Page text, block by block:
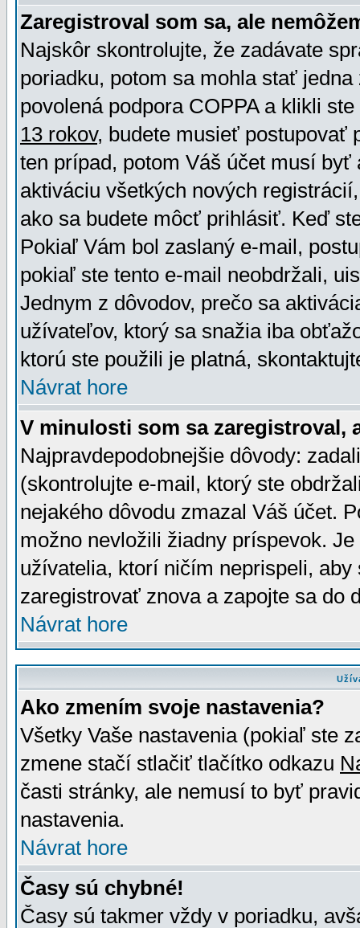
Zaregistroval som sa, ale
Najskôr skontrolujte, že zadávate
poriadku, potom sa mohla stať
povolená podpora COPPA a klikli
13 rokov, budete musieť postupovať
ten prípad, potom Váš účet musí
aktiváciu všetkých nových
ako sa budete môcť prihlásiť. Keď
Pokiaľ Vám bol zaslaný e-mail,
pokiaľ ste tento e-mail neobdržali,
Jednym z dôvodov, prečo sa
užívateľov, ktorý sa snažia iba
ktorú ste použili je platná,
Návrat hore
V minulosti som sa zaregistroval,
Najpravdepodobnejšie dôvody:
(skontrolujte e-mail, ktorý ste
nejakého dôvodu zmazal Váš účet.
možno nevložili žiadny príspevok.
užívatelia, ktorí ničím neprispeli,
zaregistrovať znova a zapojte sa do
Návrat hore
Ako zmením svoje nastavenia?
Všetky Vaše nastavenia (pokiaľ ste
zmene stačí stlačiť tlačítko odkazu
časti stránky, ale nemusí to byť
nastavenia.
Návrat hore
Časy sú chybné!
Časy sú takmer vždy v poriadku,